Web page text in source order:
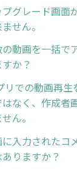
プグレード画面
せん。
の動画を一括で
か？
リでの動画再
なく、作成者
ん。
に入力されたコ
りますか？